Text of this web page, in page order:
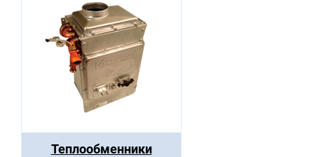
Теплообменники